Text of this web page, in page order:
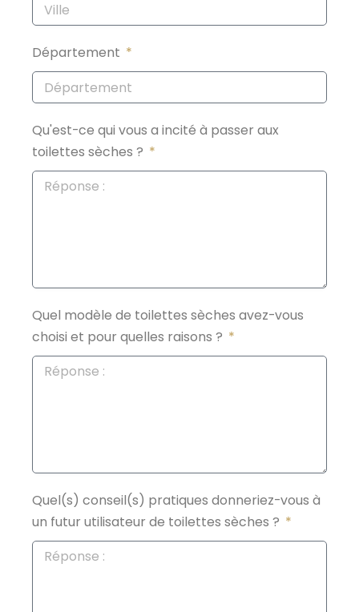
Département
Qu'est-ce qui vous a incité à passer aux
toilettes sèches ?
Quel modèle de toilettes sèches avez-vous
choisi et pour quelles raisons ?
Quel(s) conseil(s) pratiques donneriez-vous à
un futur utilisateur de toilettes sèches ?